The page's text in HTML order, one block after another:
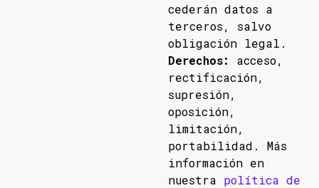
cederán datos a
terceros, salvo
obligación legal.
Derechos:
acceso,
rectificación,
supresión,
oposición,
limitación,
portabilidad. Más
información en
nuestra política de